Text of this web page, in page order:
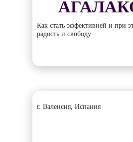
Как стать эффективней и при
радость и свободу
г. Валенсия, Испания